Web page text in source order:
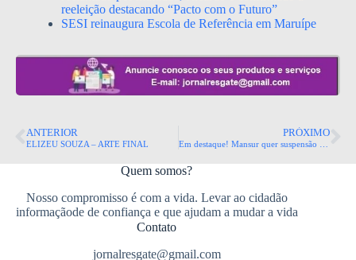
reeleição destacando “Pacto com o Futuro”
SESI reinaugura Escola de Referência em Maruípe
ANTERIOR
ELIZEU SOUZA – ARTE FINAL
PRÓXIMO
Quem somos?
Nosso compromisso é com a vida. Levar ao cidadão
informaçãode de confiança e que ajudam a mudar a vida
Contato
jornalresgate@gmail.com